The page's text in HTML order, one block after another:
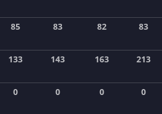
85 83 82 83
133 143 163 213
0 0 0 0